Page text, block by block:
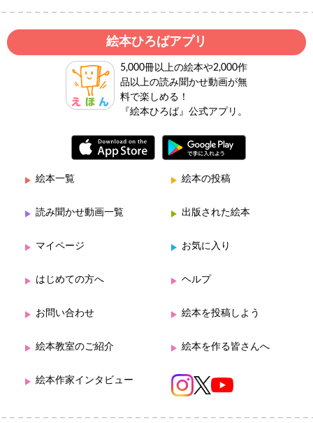
絵本ひろばアプリ
5,000冊以上の絵本や2,000作
品以上の読み聞かせ動画が無
料で楽しめる！
『絵本ひろば』公式アプリ。
絵本一覧 絵本の投稿
読み聞かせ動画一覧 出版された絵本
マイページ お気に入り
はじめての方へ ヘルプ
お問い合わせ 絵本を投稿しよう
絵本教室のご紹介 絵本を作る皆さんへ
絵本作家インタビュー